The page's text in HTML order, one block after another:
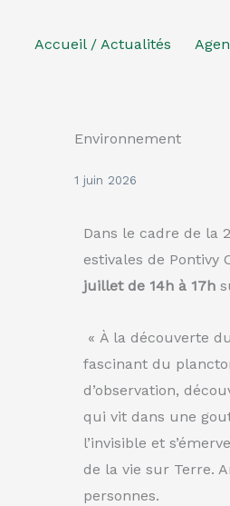
Accueil / Actualités
Environnement
1 juin 2026
Dans le cadre de la
estivales de Pontivy
juillet de 14h à 17h
« À la découverte
fascinant du
d’observation,
qui vit dans une
l’invisible et
de la vie sur Terre.
personnes.